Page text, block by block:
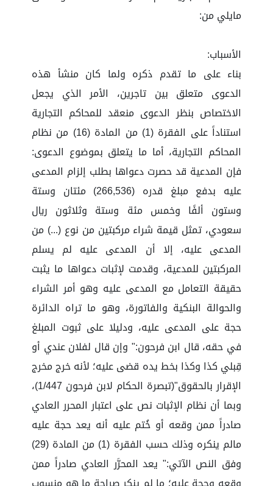
مايلي من:
الأسباب:
بناء على ما تقدم ذكره ولما كان منشأ هذه
الدعوى متعلق بين تاجرين، الأمر الذي يجعل
الاختصاص بنظر الدعوى منعقد للمحاكم التجارية
استناداً على الفقرة (1) من المادة (16) من نظام
المحاكم التجارية، أما ما يتعلق بموضوع الدعوى:
فإن المدعية قد حصرت دعواها بطلب إلزام المدعى
عليه بدفع مبلغ قدره (266,536) مئتان وستة
وستون ألفًا وخمس مئة وستة وثلاثون ريال
سعودي، تمثل قيمة شراء مركبتين من نوع (...) من
المدعى عليه، إلا أن المدعى عليه لم يسلم
المركبتين للمدعية، وقدمت لإثبات دعواها ما يثبت
حقيقة التعامل مع المدعى عليه وهو أمر الشراء
والحوالة البنكية والفاتورة، وهو ما تراه الدائرة
حجة على المدعى عليه، ودليلا على ثبوت المبلغ
في حقه، قال ابن فرحون:" وإن قال لفلان عندي أو
قِبلي كذا وكذا بخط يده قضى عليه؛ لأنه خرج مخرج
الإقرار بالحقوق"(تبصرة الحكام لابن فرحون 1/447)،
وبما أن نظام الإثبات نص على اعتبار المحرر العادي
صادراً ممن وقعه أو خُتم عليه أنه يعد حجة عليه
مالم ينكره وذلك حسب الفقرة (1) من المادة (29)
وفق النص الآتي:" يعد المحرَّر العادي صادراً ممن